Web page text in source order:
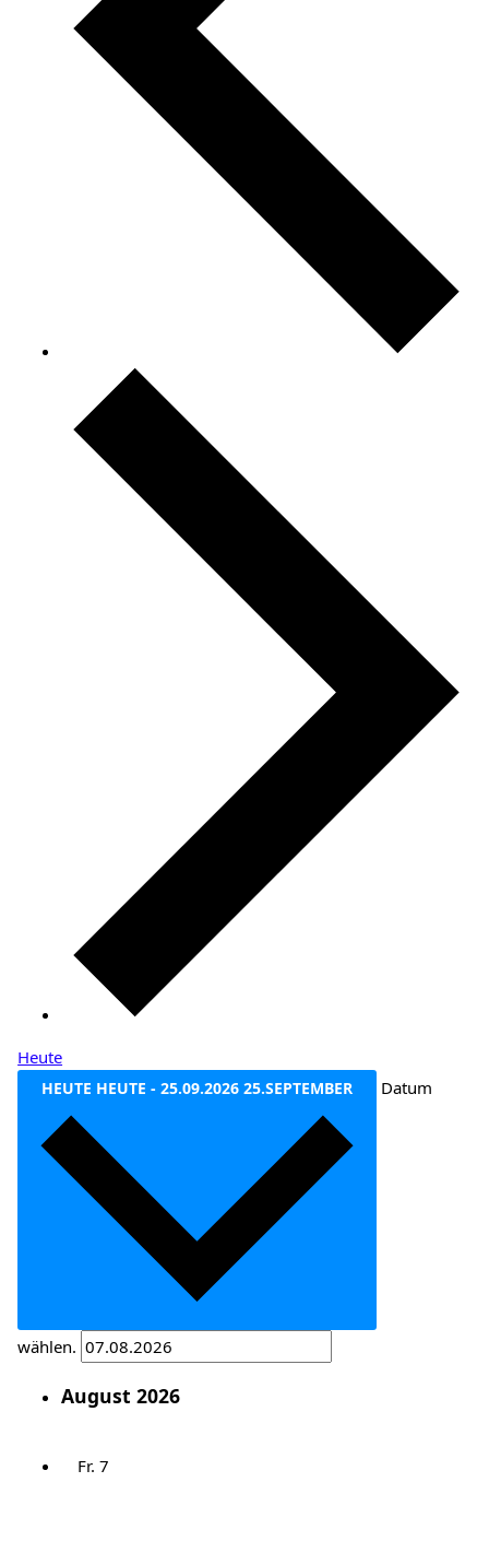
Heute
HEUTE HEUTE-25.09.202625.SEPTEMBER Datum
wählen.
August 2026
Fr.7